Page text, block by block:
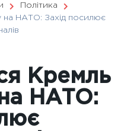
Політика
на НАТО: Захід посилює
Кремль
НАТО: